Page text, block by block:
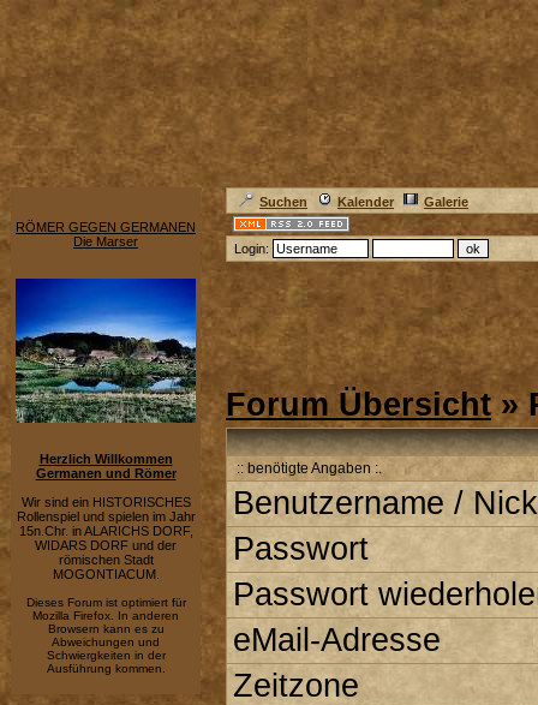
RÖMER GEGEN GERMANEN
Die Marser
Herzlich Willkommen
Germanen und Römer
Wir sind ein HISTORISCHES
Rollenspiel und spielen im Jahr
15n.Chr. in ALARICHS DORF,
WIDARS DORF und der
römischen Stadt
MOGONTIACUM.
Dieses Forum ist optimiert für
Mozilla Firefox. In anderen
Browsern kann es zu
Abweichungen und
Schwiergkeiten in der
Ausführung kommen.
Suchen Kalender Galerie
Login:
Forum Übersicht»
:: benötigte Angaben :.
Benutzername / Nick
Passwort
Passwort
eMail-Adresse
Zeitzone